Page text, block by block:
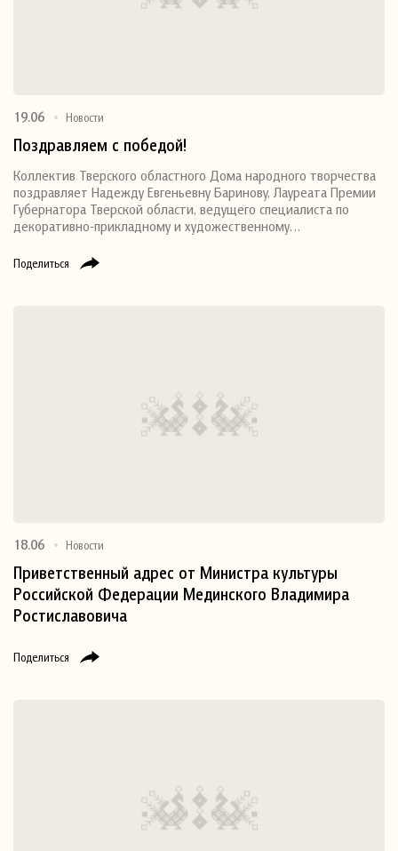
Поделиться
19.06 Новости
Поздравляем с победой!
Коллектив Тверского областного Дома народного творчества
поздравляет Надежду Евгеньевну Баринову, Лауреата Премии
Губернатора Тверской области, ведущего специалиста по
декоративно-прикладному и художественному…
Поделиться
18.06 Новости
Приветственный адрес от Министра культуры
Российской Федерации Мединского Владимира
Ростиславовича